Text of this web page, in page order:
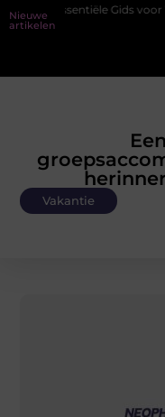
Nieuwe
artikelen
Gids voor Werkkleding in
Vakantie